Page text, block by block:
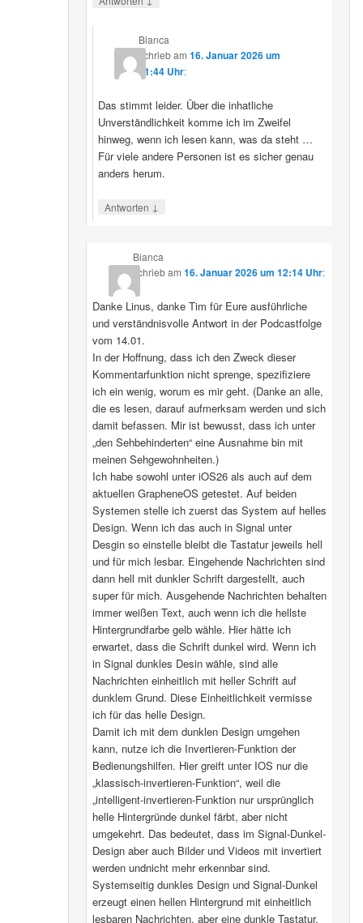
Bianca
schriebam16. Januar 2026 um
11:44 Uhr:
Das stimmt leider. Über die inhatliche
Unverständlichkeit komme ich im Zweifel
hinweg, wenn ich lesen kann, was da steht …
Für viele andere Personen ist es sicher genau
anders herum.
Antworten ↓
Bianca
schriebam 16. Januar 2026 um 12:14 Uhr:
Danke Linus, danke Tim für Eure ausführliche
und verständnisvolle Antwort in der Podcastfolge
vom 14.01.
In der Hoffnung, dass ich den Zweck dieser
Kommentarfunktion nicht sprenge, spezifiziere
ich ein wenig, worum es mir geht. (Danke an alle,
die es lesen, darauf aufmerksam werden und sich
damit befassen. Mir ist bewusst, dass ich unter
„den Sehbehinderten“ eine Ausnahme bin mit
meinen Sehgewohnheiten.)
Ich habe sowohl unter iOS26 als auch auf dem
aktuellen GrapheneOS getestet. Auf beiden
Systemen stelle ich zuerst das System auf helles
Design. Wenn ich das auch in Signal unter
Desgin so einstelle bleibt die Tastatur jeweils hell
und für mich lesbar. Eingehende Nachrichten sind
dann hell mit dunkler Schrift dargestellt, auch
super für mich. Ausgehende Nachrichten behalten
immer weißen Text, auch wenn ich die hellste
Hintergrundfarbe gelb wähle. Hier hätte ich
erwartet, dass die Schrift dunkel wird. Wenn ich
in Signal dunkles Desin wähle, sind alle
Nachrichten einheitlich mit heller Schrift auf
dunklem Grund. Diese Einheitlichkeit vermisse
ich für das helle Design.
Damit ich mit dem dunklen Design umgehen
kann, nutze ich die Invertieren-Funktion der
Bedienungshilfen. Hier greift unter IOS nur die
„klassisch-invertieren-Funktion“, weil die
„intelligent-invertieren-Funktion nur ursprünglich
helle Hintergründe dunkel färbt, aber nicht
umgekehrt. Das bedeutet, dass im Signal-Dunkel-
Design aber auch Bilder und Videos mit invertiert
werden undnicht mehr erkennbar sind.
Systemseitig dunkles Design und Signal-Dunkel
erzeugt einen hellen Hintergrund mit einheitlich
lesbaren Nachrichten, aber eine dunkle Tastatur,